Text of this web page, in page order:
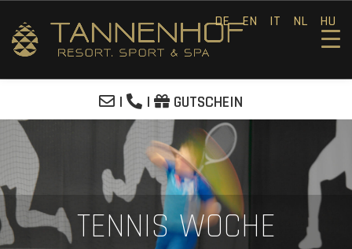
| | GUTSCHEIN
TENNIS WOCHE
DE EN IT NL HU